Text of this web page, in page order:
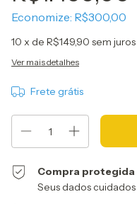
Economize: R$300,00
10 x de R$149,90 sem juros
Ver mais detalhes
Frete grátis
Compra protegida
Seus dados